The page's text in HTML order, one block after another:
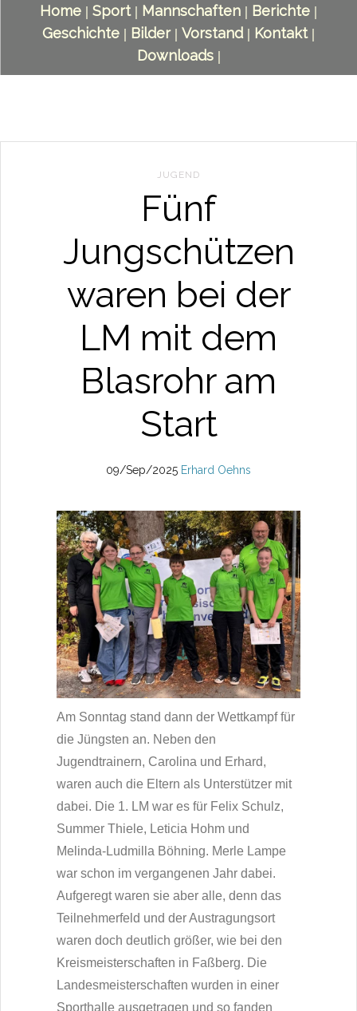
Home | Sport| Mannschaften | Berichte |
Geschichte | Bilder| Vorstand | Kontakt|
Downloads|
JUGEND
Fünf
Jungschützen
waren bei der
LM mit dem
Blasrohr am
Start
09/Sep/2025 Erhard Oehns
Am Sonntag stand dann der Wettkampf für
die Jüngsten an. Neben den
Jugendtrainern, Carolina und Erhard,
waren auch die Eltern als Unterstützer mit
dabei. Die 1. LM war es für Felix Schulz,
Summer Thiele, Leticia Hohm und
Melinda-Ludmilla Böhning. Merle Lampe
war schon im vergangenen Jahr dabei.
Aufgeregt waren sie aber alle, denn das
Teilnehmerfeld und der Austragungsort
waren doch deutlich größer, wie bei den
Kreismeisterschaften in Faßberg. Die
Landesmeisterschaften wurden in einer
Sporthalle ausgetragen und so fanden